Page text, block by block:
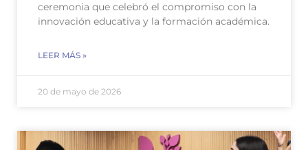
ceremonia que celebró el compromiso con la
innovación educativa y la formación académica.
LEER MÁS »
20 de mayo de 2026